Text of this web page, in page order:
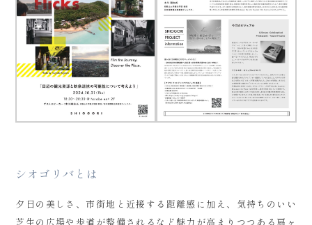
シオゴリバとは
夕日の美しさ、市街地と近接する距離感に加え、気持ちのいい
芝生の広場や歩道が整備されるなど魅力が高まりつつある扇ヶ